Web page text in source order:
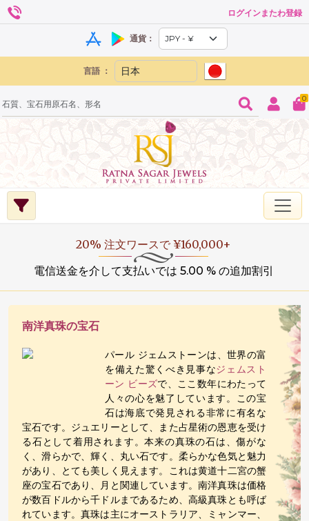
ログインまたわ登録
通貨：
言語 ：
0
20% 注文ワースで ¥160,000+
電信送金を介して支払いでは 5.00 % の追加割引
南洋真珠の宝石
パール ジェムストーンは、世界の富
を備えた驚くべき見事なジェムスト
ーン ビーズで、ここ数年にわたって
人々の心を魅了しています。この宝
石は海底で発見される非常に有名な
宝石です。ジュエリーとして、また占星術の恩恵を受け
る石として着用されます。本来の真珠の石は、傷がな
く、滑らかで、輝く、丸い石です。柔らかな色気と魅力
があり、とても美しく見えます。これは黄道十二宮の蟹
座の宝石であり、月と関連しています。南洋真珠は価格
が数百ドルから千ドルまであるため、高級真珠とも呼ば
れています。真珠は主にオーストラリア、ミャンマー、